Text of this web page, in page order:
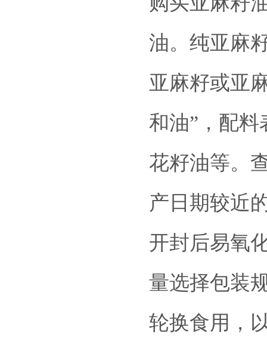
油。纯亚麻
亚麻籽或亚
和油”，配
花籽油等。
产日期较近
开封后易氧
量选择包装
轮换食用，